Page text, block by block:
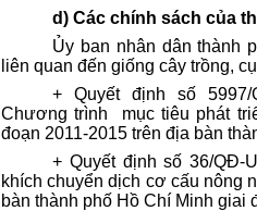
d) Các chính sách của
Ủy ban nhân dân thành
liên quan đến giống cây trồng,
+ Quyết định số 5997/
Chương trình mục tiêu phát
đoạn 2011-2015 trên địa bàn
+ Quyết định số 36/QĐ-
khích chuyển dịch cơ cấu nông
bàn thành phố Hồ Chí Minh giai